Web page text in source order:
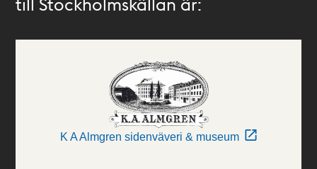
K A Almgren sidenväveri & museum